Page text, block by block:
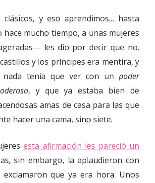
clásicos, y eso aprendimos… hasta
hace mucho tiempo, a unas mujeres
les dio por decir que no.
y los príncipes era mentira, y
tenía que ver con un poder
, y que ya estaba bien de
amas de casa para las que
hacer una cama, sino siete.
esta afirmación les pareció un
sin embargo, la aplaudieron con
exclamaron que ya era hora. Unos